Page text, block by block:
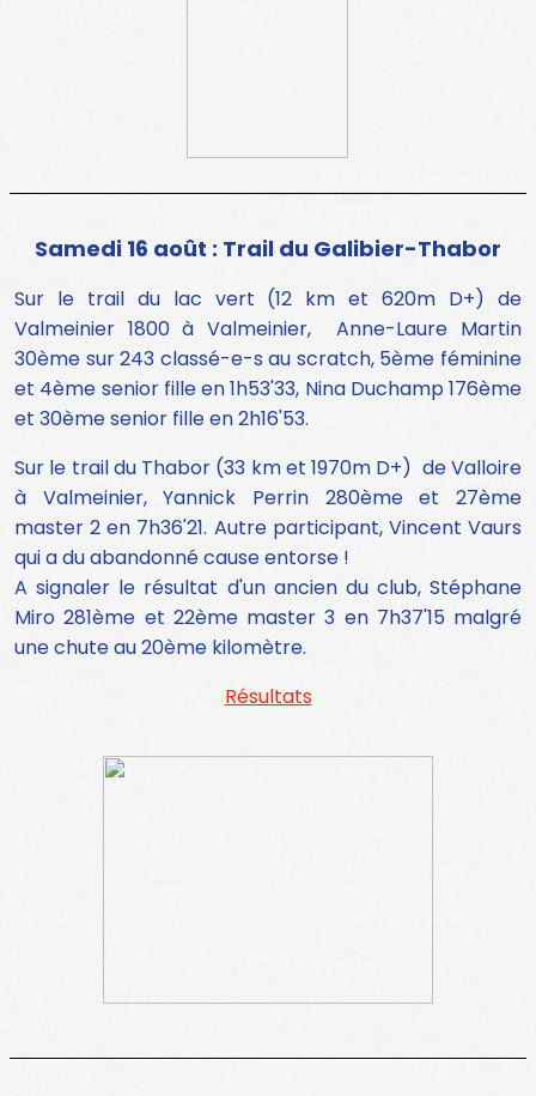
Samedi 16 août : Trail du Galibier-Thabor
Sur le trail du lac vert (12 km et 620m D+) de
Valmeinier 1800 à Valmeinier, Anne-Laure Martin
30ème sur 243 classé-e-s au scratch, 5ème féminine
et 4ème senior fille en 1h53'33, Nina Duchamp 176ème
et 30ème senior fille en 2h16'53.
Sur le trail du Thabor (33 km et 1970m D+) de Valloire
à Valmeinier, Yannick Perrin 280ème et 27ème
master 2 en 7h36'21. Autre participant, Vincent Vaurs
qui a du abandonné cause entorse !
A signaler le résultat d'un ancien du club, Stéphane
Miro 281ème et 22ème master 3 en 7h37'15 malgré
une chute au 20ème kilomètre.
Résultats